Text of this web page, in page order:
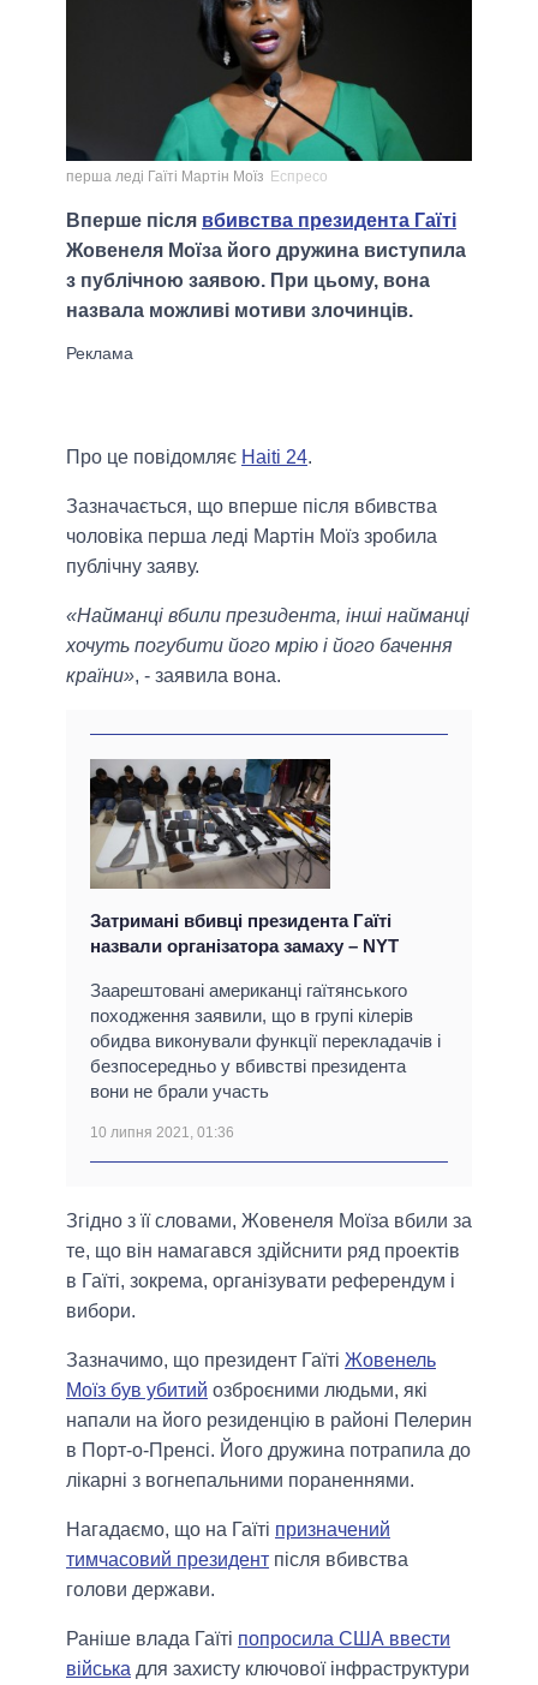
перша леді Гаїті Мартін Моїз Еспресо
Вперше після вбивства президента Гаїті
Жовенеля Моїза його дружина виступила
з публічною заявою. При цьому, вона
назвала можливі мотиви злочинців.
Про це повідомляє Haiti 24.
Зазначається, що вперше після вбивства
чоловіка перша леді Мартін Моїз зробила
публічну заяву.
«Найманці вбили президента, інші найманці
хочуть погубити його мрію і його бачення
країни», - заявила вона.
Затримані вбивці президента Гаїті
назвали організатора замаху – NYT
Заарештовані американці гаїтянського
походження заявили, що в групі кілерів
обидва виконували функції перекладачів і
безпосередньо у вбивстві президента
вони не брали участь
10 липня 2021, 01:36
Згідно з її словами, Жовенеля Моїза вбили за
те, що він намагався здійснити ряд проектів
в Гаїті, зокрема, організувати референдум і
вибори.
Зазначимо, що президент Гаїті Жовенель
Моїз був убитий озброєними людьми, які
напали на його резиденцію в районі Пелерин
в Порт-о-Пренсі. Його дружина потрапила до
лікарні з вогнепальними пораненнями.
Нагадаємо, що на Гаїті призначений
тимчасовий президент після вбивства
голови держави.
Раніше влада Гаїті попросила США ввести
війська для захисту ключової інфраструктури